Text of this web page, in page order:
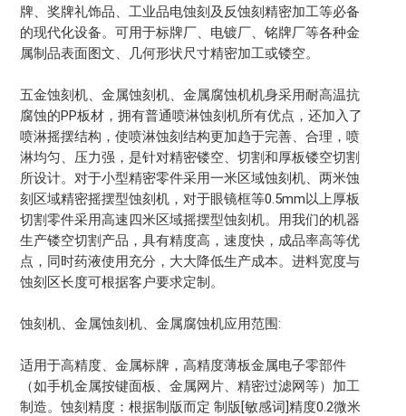
牌、奖牌礼饰品、工业品电蚀刻及反蚀刻精密加工等必备
的现代化设备。可用于标牌厂、电镀厂、铭牌厂等各种金
属制品表面图文、几何形状尺寸精密加工或镂空。
五金蚀刻机、金属蚀刻机、金属腐蚀机机身采用耐高温抗
腐蚀的PP板材，拥有普通喷淋蚀刻机所有优点，还加入了
喷淋摇摆结构，使喷淋蚀刻结构更加趋于完善、合理，喷
淋均匀、压力强，是针对精密镂空、切割和厚板镂空切割
所设计。对于小型精密零件采用一米区域蚀刻机、两米蚀
刻区域精密摇摆型蚀刻机，对于眼镜框等0.5mm以上厚板
切割零件采用高速四米区域摇摆型蚀刻机。用我们的机器
生产镂空切割产品，具有精度高，速度快，成品率高等优
点，同时药液使用充分，大大降低生产成本。进料宽度与
蚀刻区长度可根据客户要求定制。
蚀刻机、金属蚀刻机、金属腐蚀机应用范围:
适用于高精度、金属标牌，高精度薄板金属电子零部件
（如手机金属按键面板、金属网片、精密过滤网等）加工
制造。蚀刻精度：根据制版而定 制版[敏感词]精度0.2微米